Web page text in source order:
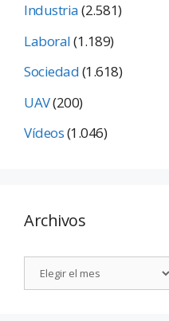
Industria(2.581)
Laboral(1.189)
Sociedad(1.618)
UAV(200)
Vídeos(1.046)
Archivos